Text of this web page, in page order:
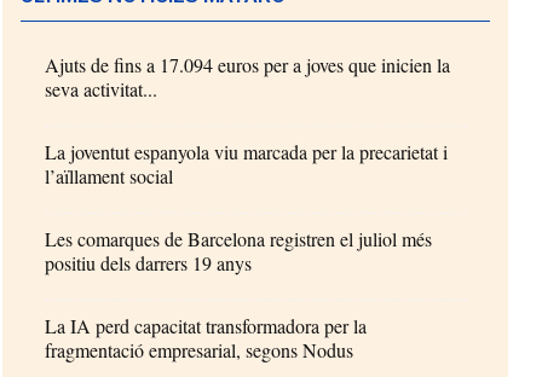
Ajuts de fins a 17.094 euros per a joves que inicien la
seva activitat...
La joventut espanyola viu marcada per la precarietat i
l’aïllament social
Les comarques de Barcelona registren el juliol més
positiu dels darrers 19 anys
La IA perd capacitat transformadora per la
fragmentació empresarial, segons Nodus